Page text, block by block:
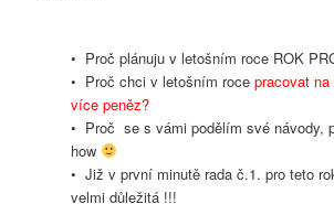
• Proč plánuju v letošním roce ROK
• Proč chci v letošním rocepracovat
více peněz?
• Proč se s vámi podělím své návody,
how
• Již v první minutě rada č.1. pro teto
velmi důležitá !!!